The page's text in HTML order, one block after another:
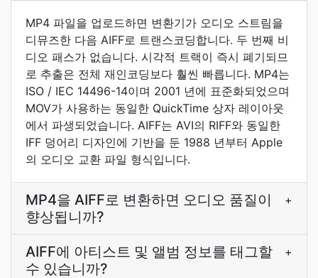
MP4 파일을 업로드하면 변환기가 오디오 스트림을
디뮤즈한 다음 AIFF로 트랜스코딩합니다. 두 번째 비
디오 패스가 없습니다. 시각적 트랙이 즉시 폐기되므
로 추출은 전체 재인코딩보다 훨씬 빠릅니다. MP4는
ISO / IEC 14496-14이며 2001 년에 표준화되었으며
MOV가 사용하는 동일한 QuickTime 상자 레이아웃
에서 파생되었습니다. AIFF는 AVI의 RIFF와 동일한
IFF 덩어리 디자인에 기반을 둔 1988 년부터 Apple
의 오디오 교환 파일 형식입니다.
MP4을 AIFF로 변환하면 오디오 품질이
향상됩니까?
+
AIFF에 아티스트 및 앨범 정보를 태그할
수 있습니까?
+